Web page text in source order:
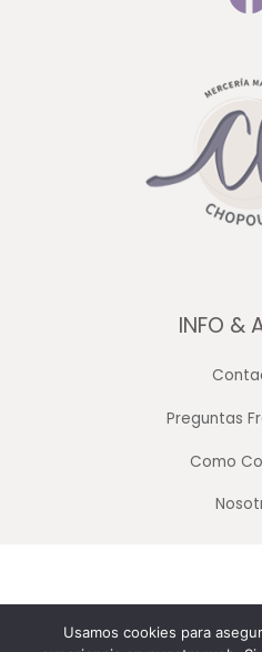
INFO &
Preguntas
Como
Usamos cookies para